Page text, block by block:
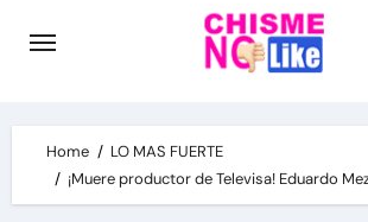
Home
LO MAS FUERTE
¡Muere productor de Televisa! Eduardo